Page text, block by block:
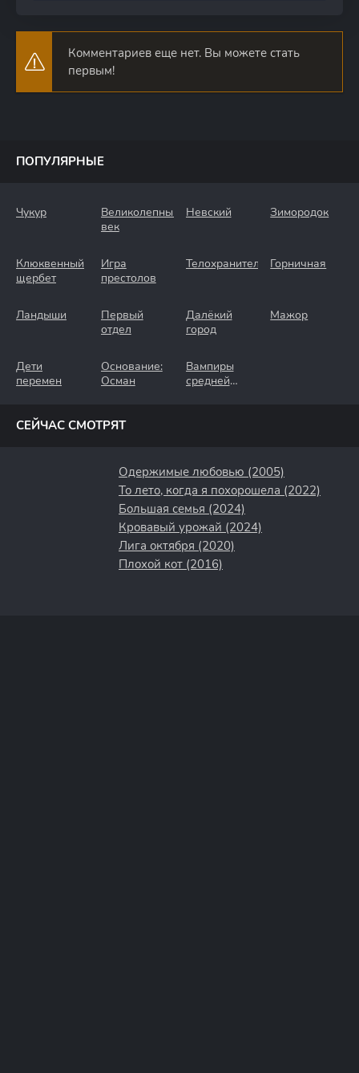
Комментариев еще нет. Вы можете стать
первым!
ПОПУЛЯРНЫЕ
Чукур
Великолепный
век
Невский Зимородок
Клюквенный
щербет
Игра
престолов
Телохранители Горничная
Ландыши
Первый
отдел
Далёкий
город
Мажор
Дети
перемен
Основание:
Осман
Вампиры
средней
СЕЙЧАС СМОТРЯТ
Одержимые любовью (2005)
То лето, когда я похорошела (2022)
Большая семья (2024)
Кровавый урожай (2024)
Лига октября (2020)
Плохой кот (2016)